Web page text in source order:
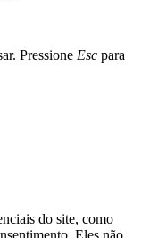
Pressione Esc para
do site, como
Eles não